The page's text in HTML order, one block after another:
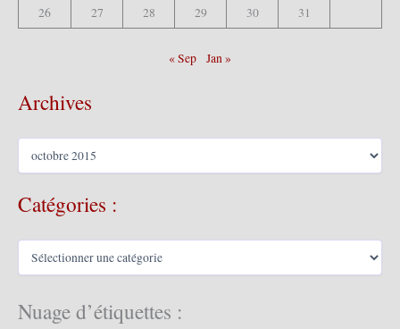
26
27 28 29 30 31
« Sep Jan »
Archives
A
h
s
Catégories :
C
é
g
Nuage d’étiquettes :